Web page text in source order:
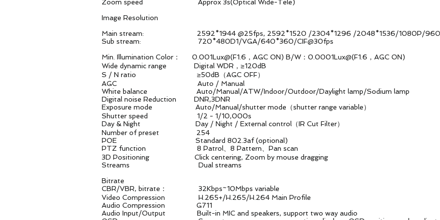
Zoom speed Approx 3s(Optical Wide-Tele)
Image Resolution
Main stream: 2592*1944 @25fps, 2592*1520 /2304*1296 /2048*1536/
Sub stream: 720*480D1/VGA/640*360/CIF@30fps
Min. Illumination Color： 0.001Lux@(F1.6，AGC ON) B/W：0.0001Lux@(F1.6，AGC ON)
Wide dynamic range Digital WDR，≥120dB
S / N ratio ≥50dB（AGC OFF）
AGC Auto / Manual
White balance Auto/Manual/ATW/Indoor/Outdoor/Daylight lamp/Sodium lamp
Digital noise Reduction DNR,3DNR
Exposure mode Auto/Manual/shutter mode（shutter range variable）
Shutter speed 1/2 - 1/10,000s
Day & Night Day / Night / External control（IR Cut Filter）
Number of preset 254
POE Standard 802.3af (optional)
PTZ function 8 Patrol、8 Pattern、Pan scan
3D Positioning Click centering, Zoom by mouse dragging
Streams Dual streams
Bitrate
CBR/VBR, bitrate： 32Kbps~10Mbps variable
Video Compression H.265+/H.265/H.264 Main Profile
Audio Compression G711
Audio Input/Output Built-in MIC and speakers, support two way audio